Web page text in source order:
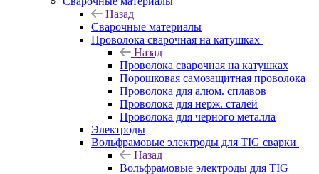
Назад
Сварочные материалы
Проволока сварочная на катушках
Назад
Проволока сварочная на катушках
Порошковая самозащитная проволока
Проволока для алюм. сплавов
Проволока для нерж. сталей
Проволока для черного металла
Электроды
Вольфрамовые электроды для TIG сварки
Назад
Вольфрамовые электроды для TIG